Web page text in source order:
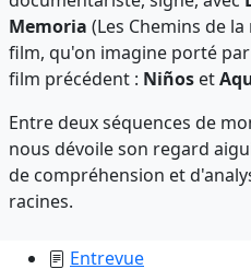
Memoria (Les Chemins de
film, qu'on imagine porté
film précédent : Niños et
Entre deux séquences de
nous dévoile son regard
de compréhension et
racines.
Entrevue